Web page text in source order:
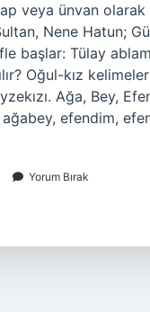
veya ünvan
Nene Hatun;
başlar: Tülay
Oğul-kız
Ağa, Bey,
efendim,
Yorum Bırak